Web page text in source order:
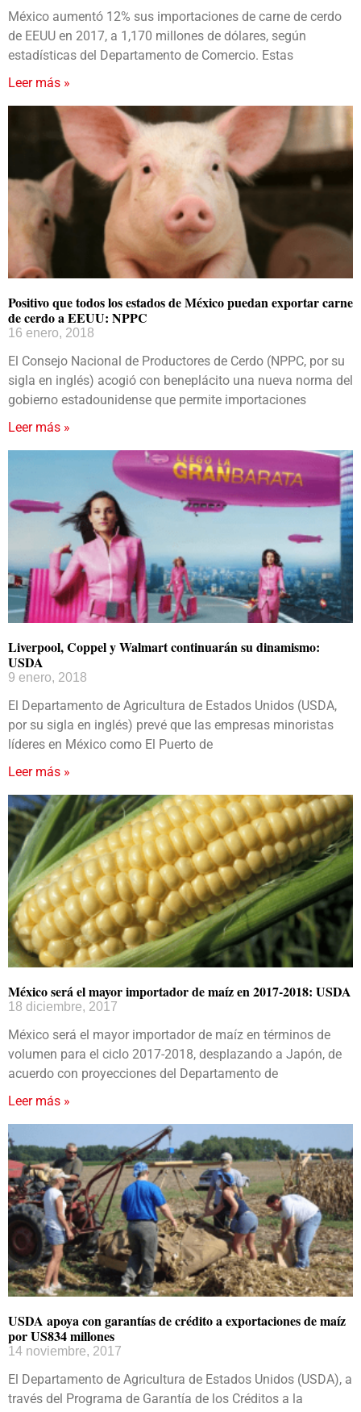
México aumentó 12% sus importaciones de carne de cerdo
de EEUU en 2017, a 1,170 millones de dólares, según
estadísticas del Departamento de Comercio. Estas
Leer más »
Positivo que todos los estados de México puedan exportar carne
de cerdo a EEUU: NPPC
16 enero, 2018
El Consejo Nacional de Productores de Cerdo (NPPC, por su
sigla en inglés) acogió con beneplácito una nueva norma del
gobierno estadounidense que permite importaciones
Leer más »
Liverpool, Coppel y Walmart continuarán su dinamismo:
USDA
9 enero, 2018
El Departamento de Agricultura de Estados Unidos (USDA,
por su sigla en inglés) prevé que las empresas minoristas
líderes en México como El Puerto de
Leer más »
México será el mayor importador de maíz en 2017-2018: USDA
18 diciembre, 2017
México será el mayor importador de maíz en términos de
volumen para el ciclo 2017-2018, desplazando a Japón, de
acuerdo con proyecciones del Departamento de
Leer más »
USDA apoya con garantías de crédito a exportaciones de maíz
por US834 millones
14 noviembre, 2017
El Departamento de Agricultura de Estados Unidos (USDA), a
través del Programa de Garantía de los Créditos a la